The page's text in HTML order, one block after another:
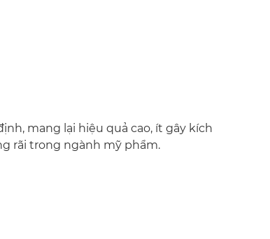
mang lại hiệu quả cao, ít gây kích
rãi trong ngành mỹ phẩm.